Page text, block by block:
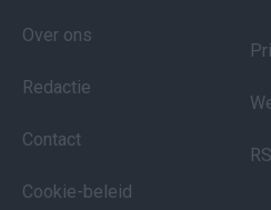
Over ons
Redactie
Contact
Cookie-beleid